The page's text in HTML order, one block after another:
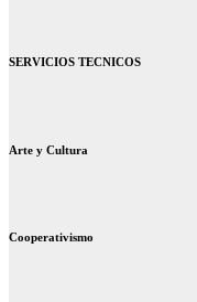
SERVICIOS TECNICOS
Arte y Cultura
Cooperativismo